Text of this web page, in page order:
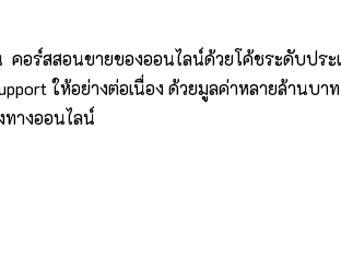
อร์สสอนขายของออนไลน์ด้วยโค้ชระดับปร
ให้อย่างต่อเนื่อง ด้วยมูลค่าหลายล้าน
างออนไลน์